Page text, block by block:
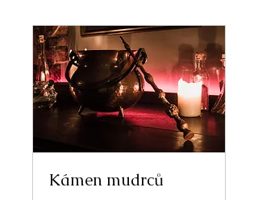
Kámen mudrců